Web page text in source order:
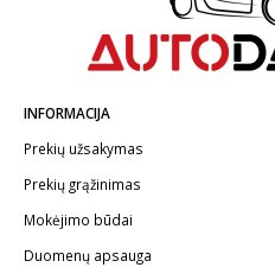
INFORMACIJA
Prekių užsakymas
Prekių grąžinimas
Mokėjimo būdai
Duomenų apsauga